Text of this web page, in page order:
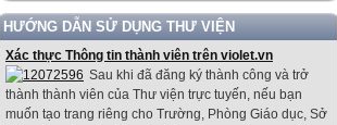
HƯỚNG DẪN SỬ DỤNG THƯ VIỆN
Xác thực Thông tin thành viên trên violet.vn
Sau khi đã đăng ký thành công và trở
thành thành viên của Thư viện trực tuyến, nếu bạn
muốn tạo trang riêng cho Trường, Phòng Giáo dục, Sở